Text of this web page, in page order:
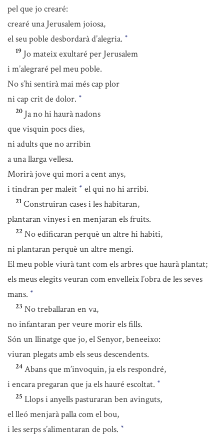
pel que jo crearé:
crearé una Jerusalem joiosa,
el seu poble desbordarà d’alegria. *
19 Jo mateix exultaré per Jerusalem
i m’alegraré pel meu poble.
No s’hi sentirà mai més cap plor
ni cap crit de dolor. *
20 Ja no hi haurà nadons
que visquin pocs dies,
ni adults que no arribin
a una llarga vellesa.
Morirà jove qui mori a cent anys,
i tindran per maleït * el qui no hi arribi.
21 Construiran cases i les habitaran,
plantaran vinyes i en menjaran els fruits.
22 No edificaran perquè un altre hi habiti,
ni plantaran perquè un altre mengi.
El meu poble viurà tant com els arbres que haurà plantat;
els meus elegits veuran com envelleix l’obra de les seves
mans. *
23 No treballaran en va,
no infantaran per veure morir els fills.
Són un llinatge que jo, el Senyor, beneeixo:
viuran plegats amb els seus descendents.
24 Abans que m’invoquin, ja els respondré,
i encara pregaran que ja els hauré escoltat. *
25 Llops i anyells pasturaran ben avinguts,
el lleó menjarà palla com el bou,
i les serps s’alimentaran de pols. *